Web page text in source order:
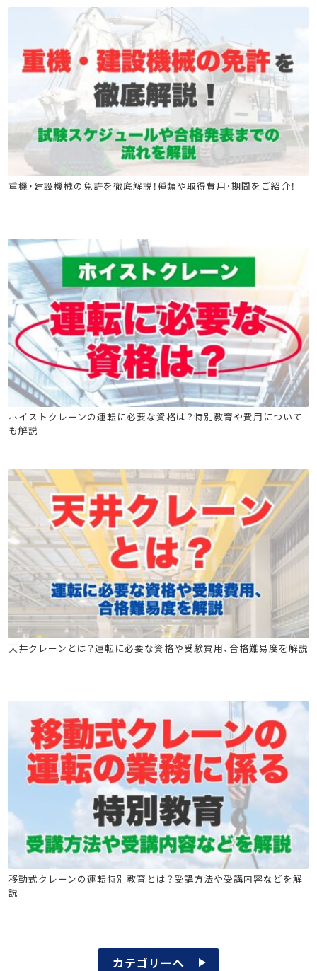
ショベルローダー等の運転の業務に係る特別教育
ゴンドラ取扱い業務特別教育 巻上げ機の運転の業務に係る特別教育
移動式クレーンの運転特別教育 移動式クレーン運転士安全衛生教育
フォークリフト 高所作業車 クレーン ローラー特別教育
小型車両特別教育
フォークリフト運転業務従事者安全衛生教育
ゴンドラ取扱い業務特別教育 巻上げ機の運転の業務に係る特別教育
移動式クレーンの運転特別教育 移動式クレーン運転士安全衛生教育
フォークリフト 玉掛け特別教育 玉掛け安全教育 高所作業車
クレーン ローラー特別教育 小型車両特別教育
重機・建設機械の免許を徹底解説！種類や取得費用･期間をご紹介！
クレーン安全教育 巻上げ機の運転の業務に係る特別教育
移動式クレーンの運転特別教育
ホイストクレーンの運転に必要な資格は？特別教育や費用について
も解説
クレーン安全教育 移動式クレーンの運転特別教育
天井クレーンとは？運転に必要な資格や受験費用、合格難易度を解説
移動式クレーンの運転特別教育
移動式クレーンの運転特別教育とは？受講方法や受講内容などを解
説
カテゴリーへ